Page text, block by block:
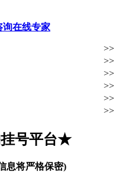
询在线专家
>>
>>
>>
>>
>>
>>
号平台★
息将严格保密)